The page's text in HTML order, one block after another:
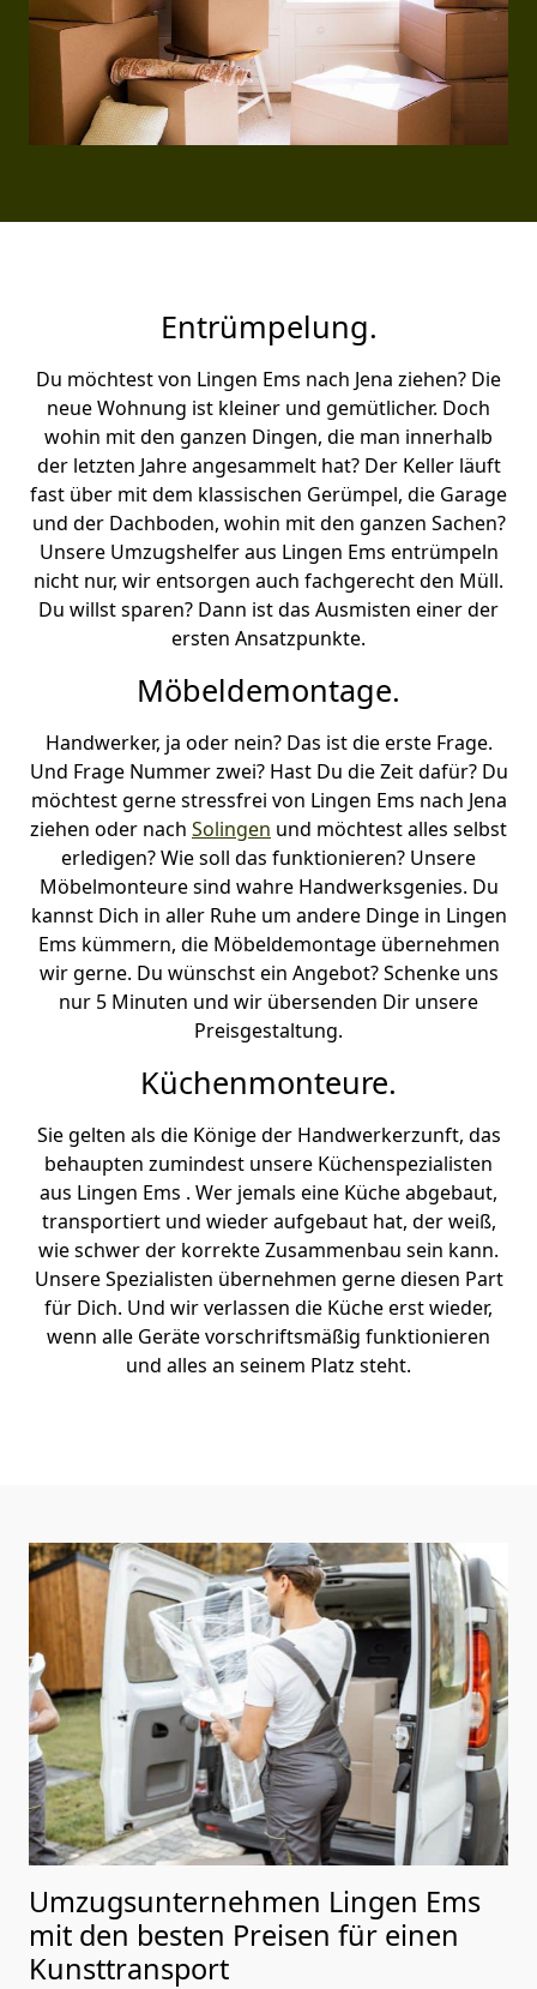
Entrümpelung.
Du möchtest von Lingen Ems nach Jena ziehen? Die
neue Wohnung ist kleiner und gemütlicher. Doch
wohin mit den ganzen Dingen, die man innerhalb
der letzten Jahre angesammelt hat? Der Keller läuft
fast über mit dem klassischen Gerümpel, die Garage
und der Dachboden, wohin mit den ganzen Sachen?
Unsere Umzugshelfer aus Lingen Ems entrümpeln
nicht nur, wir entsorgen auch fachgerecht den Müll.
Du willst sparen? Dann ist das Ausmisten einer der
ersten Ansatzpunkte.
Möbeldemontage.
Handwerker, ja oder nein? Das ist die erste Frage.
Und Frage Nummer zwei? Hast Du die Zeit dafür? Du
möchtest gerne stressfrei von Lingen Ems nach Jena
ziehen oder nach Solingen und möchtest alles selbst
erledigen? Wie soll das funktionieren? Unsere
Möbelmonteure sind wahre Handwerksgenies. Du
kannst Dich in aller Ruhe um andere Dinge in Lingen
Ems kümmern, die Möbeldemontage übernehmen
wir gerne. Du wünschst ein Angebot? Schenke uns
nur 5 Minuten und wir übersenden Dir unsere
Preisgestaltung.
Küchenmonteure.
Sie gelten als die Könige der Handwerkerzunft, das
behaupten zumindest unsere Küchenspezialisten
aus Lingen Ems . Wer jemals eine Küche abgebaut,
transportiert und wieder aufgebaut hat, der weiß,
wie schwer der korrekte Zusammenbau sein kann.
Unsere Spezialisten übernehmen gerne diesen Part
für Dich. Und wir verlassen die Küche erst wieder,
wenn alle Geräte vorschriftsmäßig funktionieren
und alles an seinem Platz steht.
Umzugsunternehmen Lingen Ems
mit den besten Preisen für einen
Kunsttransport